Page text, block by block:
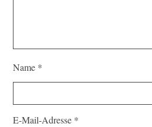
Name *
E-Mail-Adresse *